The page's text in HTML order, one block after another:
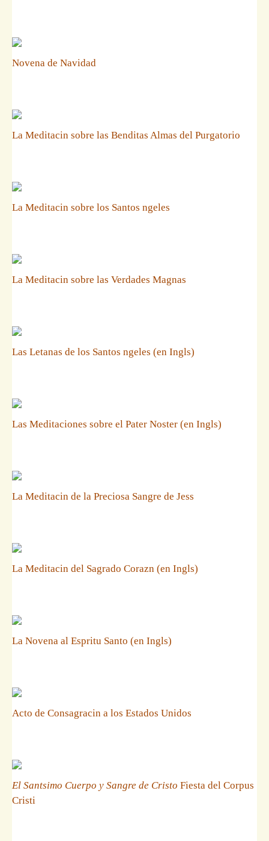
Novena de Navidad
La Meditacin sobre las Benditas Almas del Purgatorio
La Meditacin sobre los Santos ngeles
La Meditacin sobre las Verdades Magnas
Las Letanas de los Santos ngeles (en Ingls)
Las Meditaciones sobre el Pater Noster (en Ingls)
La Meditacin de la Preciosa Sangre de Jess
La Meditacin del Sagrado Corazn (en Ingls)
La Novena al Espritu Santo (en Ingls)
Acto de Consagracin a los Estados Unidos
El Santsimo Cuerpo y Sangre de Cristo Fiesta del Corpus
Cristi